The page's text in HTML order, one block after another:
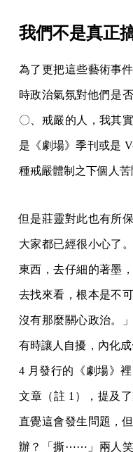
我們不是真正
為了更把這些藝術事
時政治氣氛對他們是
〇、戒嚴的人，我其
是《劇場》季刊或是
種戒嚴體制之下個人苦
但是莊靈對此也有所
大家都已經很小心了
東西，去仔細的著墨
去找來看，根本是不
沒有那麼關心政治。
有時讓人自擾，內化
4 月發行的《劇場》
文章（註 1），提及
直覺這會發生問題，
辦？「撕⋯⋯」兩人笑